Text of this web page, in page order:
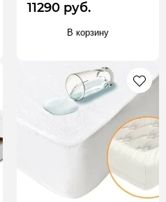
11290 руб.
В корзину